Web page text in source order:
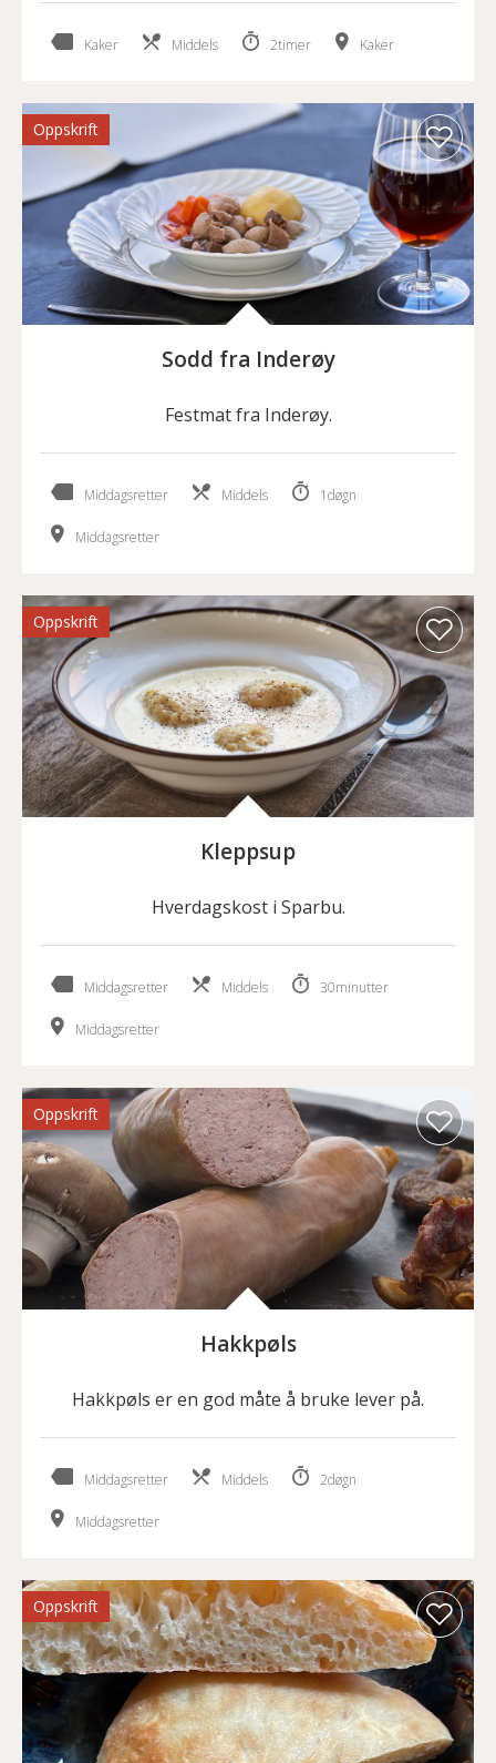
Kaker Middels 2timer Kaker
Oppskrift
Sodd fra Inderøy
Festmat fra Inderøy.
Middagsretter Middels 1døgn
Middagsretter
Oppskrift
Kleppsup
Hverdagskost i Sparbu.
Middagsretter Middels 30minutter
Middagsretter
Oppskrift
Hakkpøls
Hakkpøls er en god måte å bruke lever på.
Middagsretter Middels 2døgn
Middagsretter
Oppskrift